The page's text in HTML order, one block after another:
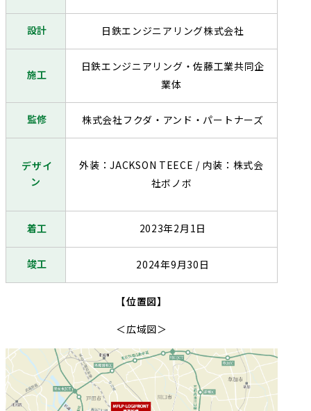
設計 日鉄エンジニアリング株式会社
施工
日鉄エンジニアリング・佐藤工業共同企
業体
監修 株式会社フクダ・アンド・パートナーズ
デザイ
ン
外装：JACKSON TEECE / 内装：株式会
社ボノボ
着工 2023年2 月 1 日
竣工 2024年9 月30 日
【位置図】
＜広域図＞